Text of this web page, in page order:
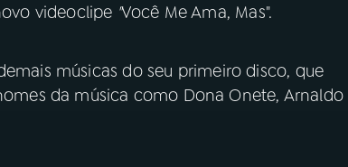
videoclipe "Você Me Ama, Mas".
músicas do seu primeiro disco, que
da música como Dona Onete, Arnaldo